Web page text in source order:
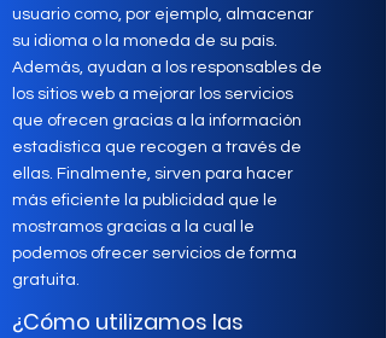
usuario como, por ejemplo, almacenar
su idioma o la moneda de su país.
Además, ayudan a los responsables de
los sitios web a mejorar los servicios
que ofrecen gracias a la información
estadística que recogen a través de
ellas. Finalmente, sirven para hacer
más eficiente la publicidad que le
mostramos gracias a la cual le
podemos ofrecer servicios de forma
gratuita.
¿Cómo utilizamos las